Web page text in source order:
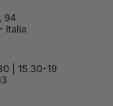
94
Italia
| 15.30-19